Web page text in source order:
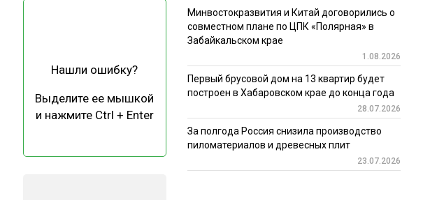
Нашли ошибку?
Выделите ее мышкой
и нажмите Ctrl + Enter
Минвостокразвития и Китай договорились о
совместном плане по ЦПК «Полярная» в
Забайкальском крае
1.08.2026
Первый брусовой дом на 13 квартир будет
построен в Хабаровском крае до конца года
28.07.2026
За полгода Россия снизила производство
пиломатериалов и древесных плит
23.07.2026